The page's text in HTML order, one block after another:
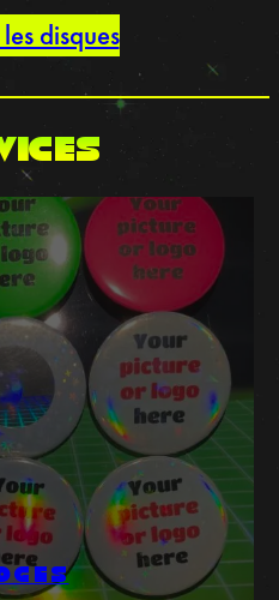
disques